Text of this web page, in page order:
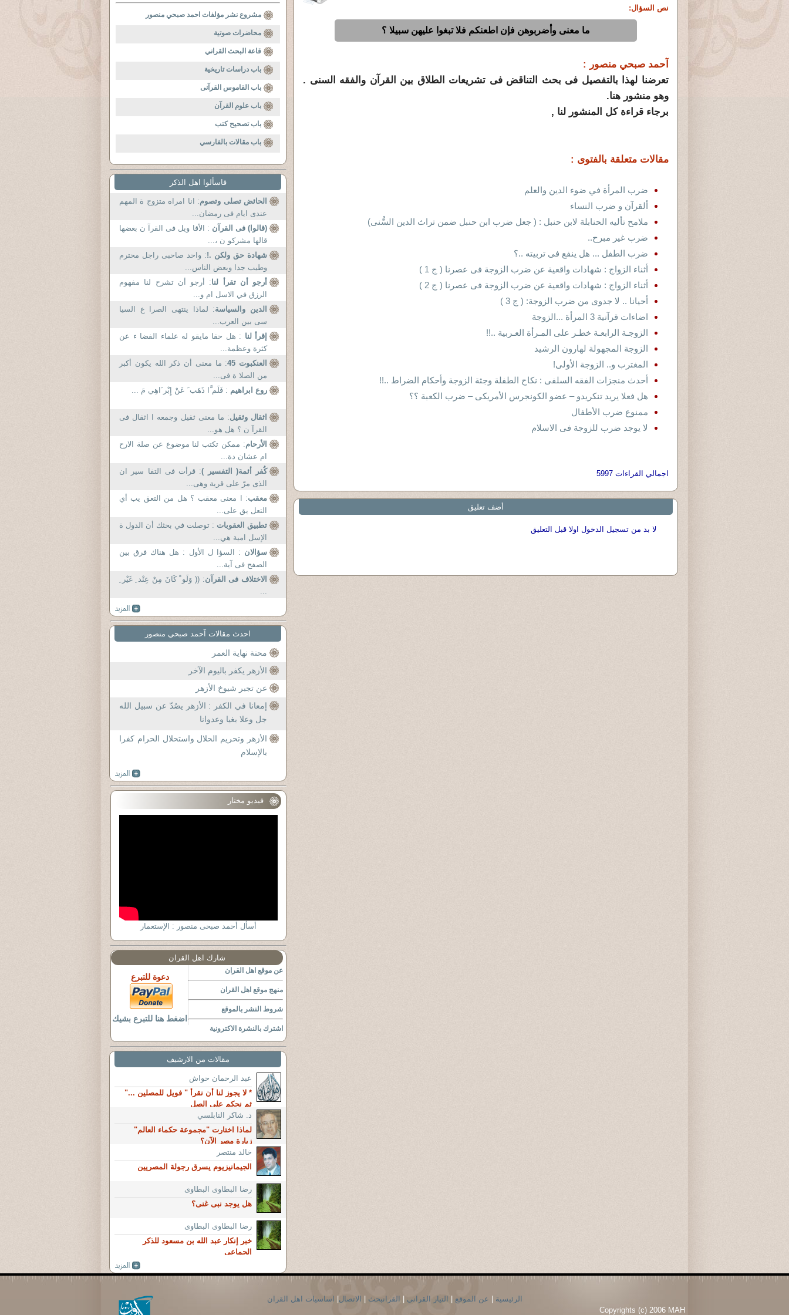
نص السؤال:
ما معنى وأضربوهن فإن اطعنكم فلا تبغوا عليهن سبيلا ؟
آحمد صبحي منصور :
تعرضنا لهذا بالتفصيل فى بحث التناقض فى تشريعات الطلاق بين القرآن والفقه السنى .
وهو منشور هنا.
برجاء قراءة كل المنشور لنا ,
مقالات متعلقة بالفتوى :
ضرب المرأة في ضوء الدين والعلم
ألقرآن و ضرب النساء
ملامح تأليه الحنابلة لابن حنبل : ( جعل ضرب ابن حنبل ضمن تراث الدين السُّنى)
ضرب غير مبرح..
ضرب الطفل ... هل ينفع فى تربيته ..؟
أثناء الزواج : شهادات واقعية عن ضرب الزوجة فى عصرنا ( ج 1 )
أثناء الزواج : شهادات واقعية عن ضرب الزوجة فى عصرنا ( ج 2 )
أحيانا .. لا جدوى من ضرب الزوجة: ( ج 3 )
اضاءات قرآنية 3 المرأة ...الزوجة
الزوجـة الرابعـة خطـر على المـرأة العـربية ..!!
الزوجة المجهولة لهارون الرشيد
المغترب و.. الزوجة الأولى!
أحدث منجزات الفقه السلفى : نكاح الطفلة وجثة الزوجة وأحكام الضراط ..!!
هل فعلا يريد تنكريدو – عضو الكونجرس الأمريكى – ضرب الكعبة ؟؟
ممنوع ضرب الأطفال
لا يوجد ضرب للزوجة فى الاسلام
اجمالي القراءات 5997
أضف تعليق
لا بد من تسجيل الدخول اولا قبل التعليق
مشروع نشر مؤلفات احمد صبحي منصور
محاضرات صوتية
قاعة البحث القراني
باب دراسات تاريخية
باب القاموس القرآنى
باب علوم القرآن
باب تصحيح كتب
باب مقالات بالفارسي
فاسألوا اهل الذكر
الحائض تصلى وتصوم: انا امراه متزوج ة المهم
عندى ايام فى رمضان...
(قالوا) فى القرآن : الأقا ويل فى القرآ ن بعضها
قالها مشركو ن ،...
شهادة حق ولكن .!: واحد صاحبى راجل محترم
وطيب جدا وبعض الناس...
أرجو أن تقرأ لنا: أرجو أن تشرح لنا مفهوم
الرزق في الاسل ام و...
الدين والسياسة: لماذا ينتهى الصرا ع السيا
سى بين العرب...
إقرأ لنا : هل حقا مايقو له علماء الفضا ء عن
كثرة وعظمة...
العنكبوت 45
: ما معنى أن ذكر الله يكون أكبر
من الصلا ة فى...
روع ابراهيم : فَلَم َّا ذَهَب َ عَنْ إِبْر َاهِي مَ ...
اثقال وثقيل: ما معنى ثقيل وجمعه ا اثقال فى
القرآ ن ؟ هل هو...
الأرحام: ممكن تكتب لنا موضوع عن صلة الارح
ام عشان دة...
كُفر أئمة( التفسير ): قرأت فى التفا سير ان
الذى مرّ على قرية وهى...
معقب: ا معنى معقب ؟ هل من التعق يب أي
التعل يق على...
تطبيق العقوبات : توصلت في بحثك أن الدول ة
الإسل امية هي...
سؤالان : السؤا ل الأول : هل هناك فرق بين
الصفح فى آية...
الاختلاف فى القرآن: (( وَلَو ْ كَانَ مِنْ عِنْد ِ غَيْر ِ
...
احدث مقالات آحمد صبحي منصور
محنة نهاية العمر
الأزهر يكفر باليوم الآخر
عن تجبر شيوخ الأزهر
إمعانا في الكفر : الأزهر يصُدّ عن سبيل الله
جل وعلا بغيا وعدوانا
الأزهر وتحريم الحلال واستحلال الحرام كفرا
بالإسلام
فيديو مختار
أسأل أحمد صبحى منصور : الإستعمار
شارك اهل القران
عن موقع اهل القران
منهج موقع اهل القران
شروط النشر بالموقع
اشترك بالنشرة الاكترونية
دعوة للتبرع
اضغط هنا للتبرع بشيك
مقالات من الارشيف
عبد الرحمان حواش
* لا يجوز لنا أن نقرأ " فويل للمصلين ..."
ثم نحكم على الصل
د. شاكر النابلسي
لماذا اختارت "مجموعة حكماء العالم"
زيارة مصر الآن؟
خالد منتصر
الجيمانيزيوم يسرق رجولة المصريين
رضا البطاوى البطاوى
هل يوجد نبى غنى؟
رضا البطاوى البطاوى
خبر إنكار عبد الله بن مسعود للذكر
الجماعى
الرئيسية عن الموقع التيار القراني القرانبحث الاتصال
اساسيات اهل القران
Copyrights (c) 2006 MAH